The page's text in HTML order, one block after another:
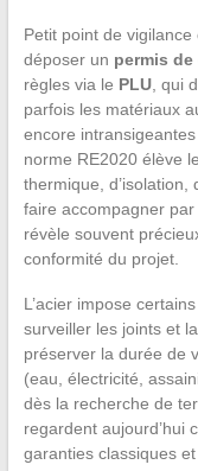
Petit point de
déposer un permis
règles via le PLU, qui
parfois les matériaux
encore
norme RE2020 élève
thermique, d’isolation,
faire accompagner
révèle souvent
conformité du projet.
L’acier impose
surveiller les joints et
préserver la durée de
(eau, électricité,
dès la recherche de
regardent aujourd’hui
garanties classiques